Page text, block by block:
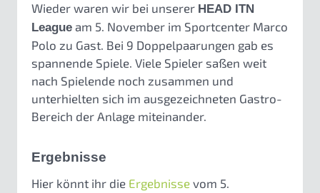
Wieder waren wir bei unserer HEAD ITN
League am 5. November im Sportcenter Marco
Polo zu Gast. Bei 9 Doppelpaarungen gab es
spannende Spiele. Viele Spieler saßen weit
nach Spielende noch zusammen und
unterhielten sich im ausgezeichneten Gastro-
Bereich der Anlage miteinander.
Ergebnisse
Hier könnt ihr die Ergebnisse vom 5.